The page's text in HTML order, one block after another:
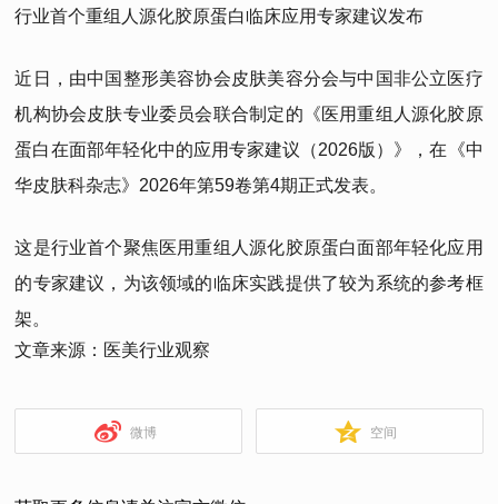
行业首个重组人源化胶原蛋白临床应用专家建议发布
近日，由中国整形美容协会皮肤美容分会与中国非公立医疗
机构协会皮肤专业委员会联合制定的《医用重组人源化胶原
蛋白在面部年轻化中的应用专家建议（2026版）》，在《中
华皮肤科杂志》2026年第59卷第4期正式发表。
这是行业首个聚焦医用重组人源化胶原蛋白面部年轻化应用
的专家建议，为该领域的临床实践提供了较为系统的参考框
架。
文章来源：医美行业观察
微博 空间